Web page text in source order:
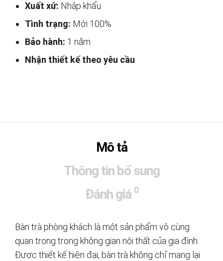
Xuất xứ: Nhập khẩu
Tình trạng: Mới 100%
Bảo hành: 1 năm
Nhận thiết kế theo yêu cầu
Mô tả
Thông tin bổ sung
Đánh giá 0
Bàn trà phòng khách là một sản phẩm vô cùng
quan trọng trong không gian nội thất của gia đình.
Được thiết kế hiện đại, bàn trà không chỉ mang lại